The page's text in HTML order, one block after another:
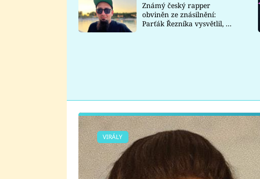
Známý český rapper
obviněn ze znásilnění:
Parťák Řezníka vysvětlil, co
VIRÁLY